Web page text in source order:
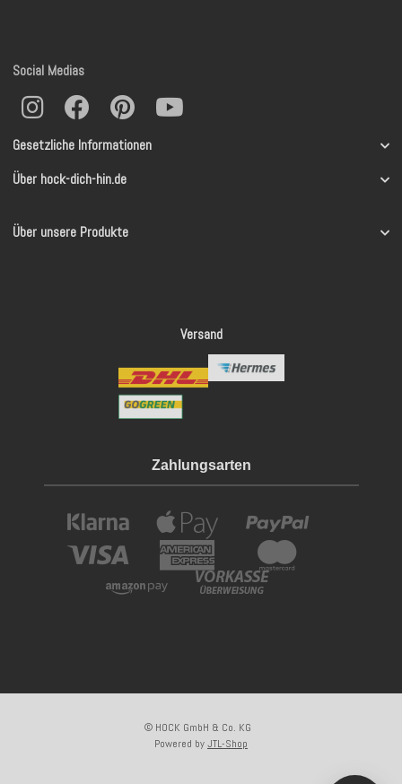
Gesetzliche Informationen
Über hock-dich-hin.de
Über unsere Produkte
Social Medias
Versand
Zahlungsarten
© HOCK GmbH & Co. KG
Powered byJTL-Shop